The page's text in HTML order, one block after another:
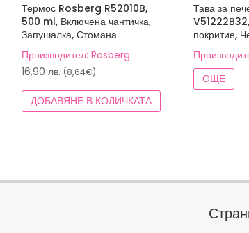
Термос Rosberg R52010B,
500 ml, Включена чантичка,
Запушалка, Стомана
Производител: Rosberg
16,90лв. (8,64€)
ДОБАВЯНЕ В КОЛИЧКАТА
Тава за
покритие,
ОЩЕ